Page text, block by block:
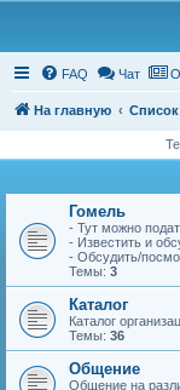
FAQ Чат
На главную
Гомель
- Тут можно
- Известить и
- Обсудить/
Темы: 3
Каталог
Каталог
Темы: 36
Общение
Общение на